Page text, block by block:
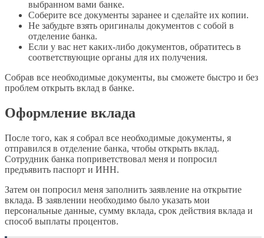
выбранном вами банке.
Соберите все документы заранее и сделайте их копии.
Не забудьте взять оригиналы документов с собой в
отделение банка.
Если у вас нет каких-либо документов, обратитесь в
соответствующие органы для их получения.
Собрав все необходимые документы, вы сможете быстро и без
проблем открыть вклад в банке.
Оформление вклада
После того, как я собрал все необходимые документы, я
отправился в отделение банка, чтобы открыть вклад.
Сотрудник банка поприветствовал меня и попросил
предъявить паспорт и ИНН.
Затем он попросил меня заполнить заявление на открытие
вклада. В заявлении необходимо было указать мои
персональные данные, сумму вклада, срок действия вклада и
способ выплаты процентов.